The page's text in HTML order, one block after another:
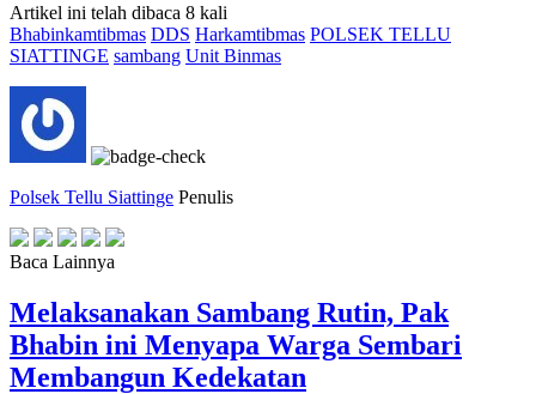
Artikel ini telah dibaca 8 kali
Bhabinkamtibmas DDS Harkamtibmas POLSEK TELLU
SIATTINGE sambang Unit Binmas
Polsek Tellu Siattinge Penulis
Baca Lainnya
Melaksanakan Sambang Rutin, Pak
Bhabin ini Menyapa Warga Sembari
Membangun Kedekatan